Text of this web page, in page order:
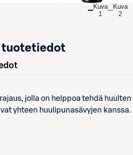
Kuva
1
Kuva
2
tuotetiedot
jolla on helppoa tehdä
yhteen huulipunasävyjen